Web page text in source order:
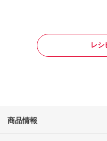
レシ
商品情報